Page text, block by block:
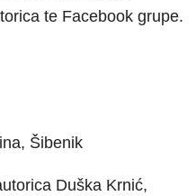
te Facebook grupe.
Šibenik
Duška Krnić,